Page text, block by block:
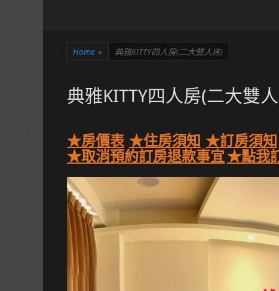
Home » 典雅KITTY四人房(二大雙人床)
典雅KITTY四人房(二大雙
★房價表 ★住房須知 ★訂房須知
★取消預約訂房退款事宜 ★點我